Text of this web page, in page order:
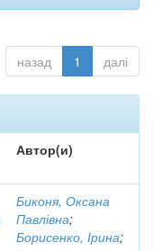
назад 1 далі
Автор(и)
Биконя, Оксана
Павлівна;
Борисенко, Ірина;